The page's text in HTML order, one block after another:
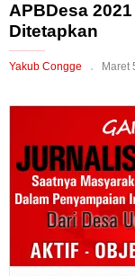
APBDesa
Ditetapkan
Yakub Congge Maret